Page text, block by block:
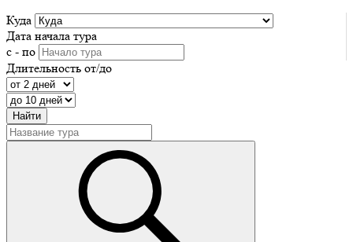
Куда
Дата начала тура
с - по
Длительность от/до